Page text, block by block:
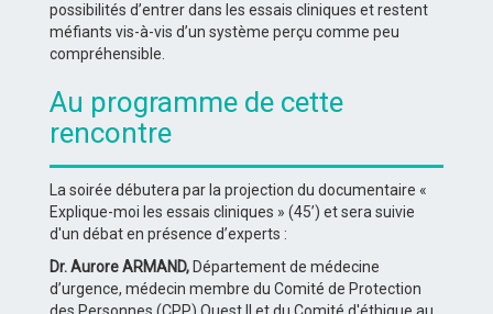
possibilités d’entrer dans les essais cliniques et restent
méfiants vis-à-vis d’un système perçu comme peu
compréhensible.
Au programme de cette
rencontre
La soirée débutera par la projection du documentaire «
Explique-moi les essais cliniques » (45’) et sera suivie
d'un débat en présence d’experts :
Dr. Aurore ARMAND, Département de médecine
d’urgence, médecin membre du Comité de Protection